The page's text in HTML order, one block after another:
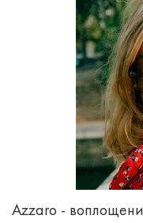
Azzaro -